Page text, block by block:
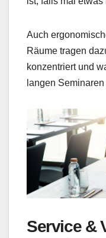
Auch
Räume tragen
konzentriert und
langen
Service &